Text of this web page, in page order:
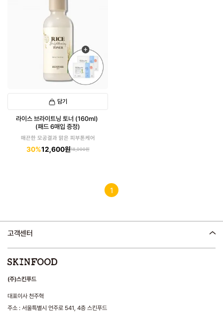
담기
라이스 브라이트닝 토너 (160ml)
(패드 6매입 증정)
매끈한 모공결과 맑은 피부톤케어
30%12,600원18,000원
1
고객센터
(주)스킨푸드
대표이사 천주혁
주소 : 서울특별시 언주로 541, 4층 스킨푸드